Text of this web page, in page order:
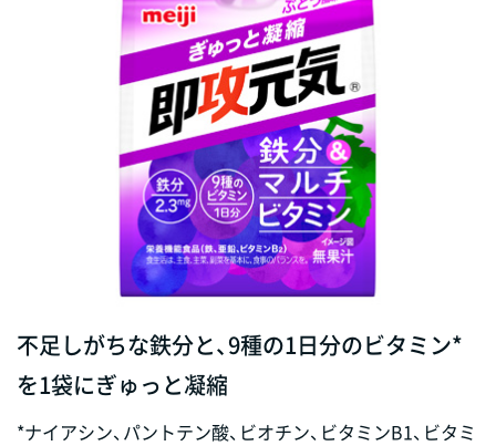
不足しがちな鉄分と、9種の1日分のビタミン*
を1袋にぎゅっと凝縮
*ナイアシン、パントテン酸、ビオチン、ビタミンB1、ビタミ